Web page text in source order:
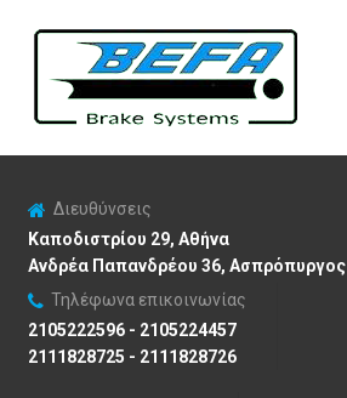
Διευθύνσεις
Καποδιστρίου 29, Αθήνα
Ανδρέα Παπανδρέου 36, Ασπρόπυργος
Τηλέφωνα επικοινωνίας
2105222596 - 2105224457
2111828725 - 2111828726